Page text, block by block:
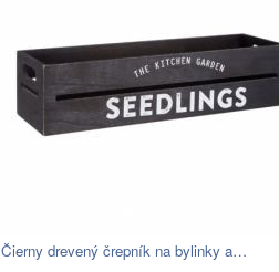
Čierny drevený črepník na bylinky a…